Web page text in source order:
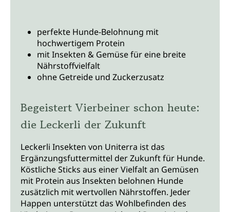
perfekte Hunde-Belohnung mit
hochwertigem Protein
mit Insekten & Gemüse für eine breite
Nährstoffvielfalt
ohne Getreide und Zuckerzusatz
Begeistert Vierbeiner schon heute:
die Leckerli der Zukunft
Leckerli Insekten von Uniterra ist das
Ergänzungsfuttermittel der Zukunft für Hunde.
Köstliche Sticks aus einer Vielfalt an Gemüsen
mit Protein aus Insekten belohnen Hunde
zusätzlich mit wertvollen Nährstoffen. Jeder
Happen unterstützt das Wohlbefinden des